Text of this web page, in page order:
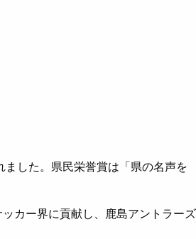
した。県民栄誉賞は「県の名声を
カー界に貢献し、鹿島アントラーズ